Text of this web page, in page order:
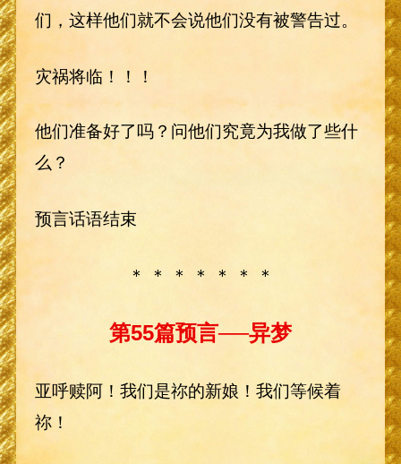
们，这样他们就不会说他们没有被警告过。
灾祸将临！！！
他们准备好了吗？问他们究竟为我做了些什
么？
预言话语结束
＊ ＊ ＊ ＊ ＊ ＊ ＊
第55篇预言──异梦
亚呼赎阿！我们是祢的新娘！我们等候着
祢！